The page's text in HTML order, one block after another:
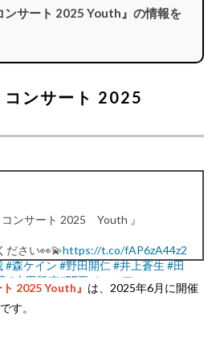
ンサート 2025 Youth』の情報を
コンサート 2025
コンサート 2025 Youth 』
ださい👀💫https://t.co/fAP6zA44z2
#森ケイン#野田開仁#井上蒼生#田
#上田凱吏#関西ジュニア
2025 Youth』 は、2025年6月に開催
す。